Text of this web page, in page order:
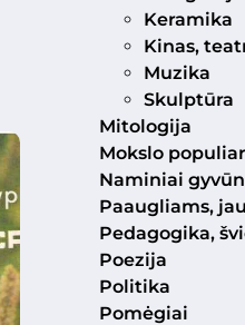
Keramika
Kinas,
Muzika
Skulptūra
Mitologija
Mokslo
Naminiai
Paaugliams,
Pedagogika,
Poezija
Politika
Pomėgiai